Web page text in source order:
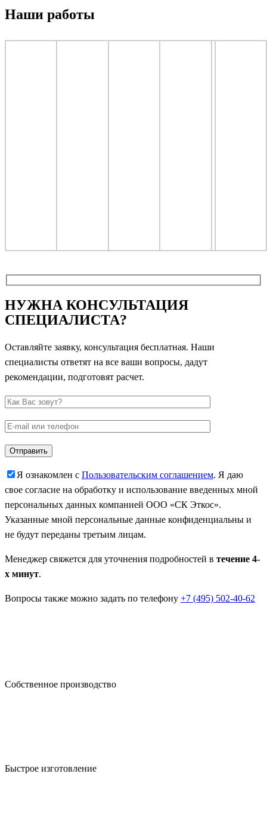
Наши работы
НУЖНА КОНСУЛЬТАЦИЯ
СПЕЦИАЛИСТА?
Оставляйте заявку, консультация бесплатная. Наши
специалисты ответят на все ваши вопросы, дадут
рекомендации, подготовят расчет.
Я ознакомлен с Пользовательским соглашением. Я даю
свое согласие на обработку и использование введенных мной
персональных данных компанией ООО «СК Эткос».
Указанные мной персональные данные конфиденциальны и
не будут переданы третьим лицам.
Менеджер свяжется для уточнения подробностей в течение 4-
х минут.
Вопросы также можно задать по телефону +7 (495) 502-40-62
Собственное производство
Быстрое изготовление